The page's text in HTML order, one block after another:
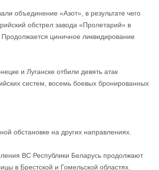
объединение «Азот», в результате чего
обстрел завода «Пролетарий» в
циничное ликвидирование
и Луганске отбили девять атак
систем, восемь боевых бронированных
обстановке на других направлениях.
ВС Республики Беларусь продолжают
в Брестской и Гомельской областях.